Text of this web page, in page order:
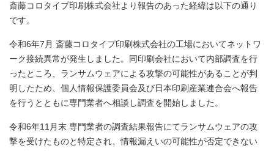
斎藤コロタイプ印刷株式会社より報告のあった経緯は以下の通り
です。
令和6年7月 斎藤コロタイプ印刷株式会社の工場においてネットワ
ーク接続異常が発生しました。同印刷会社において内部調査を行
ったところ、ランサムウェアによる攻撃の可能性があることが判
明したため、個人情報保護委員会及び日本印刷産業連合会へ報告
を行うとともに専門業者へ相談し調査を開始しました。
令和6年11月末 専門業者の調査結果報告にてランサムウェアの攻
撃を受けたものと特定され、情報漏えいの可能性が否定できない